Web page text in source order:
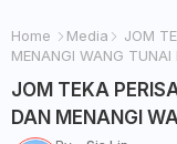
Home Media
JOM
MENANGI WANG
JOM TEKA
DAN MENANGI